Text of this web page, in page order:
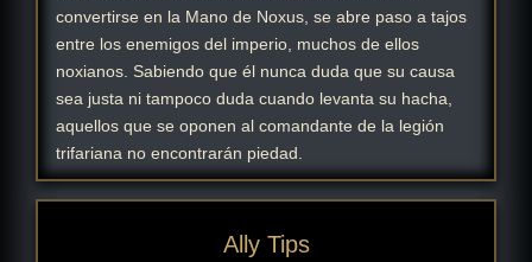
convertirse en la Mano de Noxus, se abre paso a tajos
entre los enemigos del imperio, muchos de ellos
noxianos. Sabiendo que él nunca duda que su causa
sea justa ni tampoco duda cuando levanta su hacha,
aquellos que se oponen al comandante de la legión
trifariana no encontrarán piedad.
Ally Tips